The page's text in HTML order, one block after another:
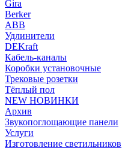
Gira
Berker
ABB
Удлинители
DEKraft
Кабель-каналы
Коробки установочные
Трековые розетки
Тёплый пол
NEW НОВИНКИ
Архив
Звукопоглощающие панели
Услуги
Изготовление светильников